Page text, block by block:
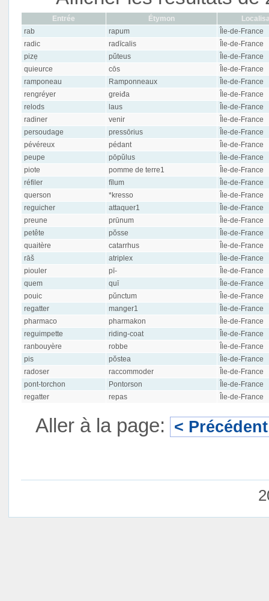
Entrée Étymon
rab
rapum
Île-de-France
radic
radīcalis
Île-de-France
pizẹ
pŭteus
Île-de-France
quieurce
cōs
Île-de-France
ramponeau
Ramponneaux
Île-de-France
rengréyer
greiđa
Île-de-France
relods
laus
Île-de-France
radiner
venir
Île-de-France
persoudage
pressōrius
Île-de-France
pévéreux
pédant
Île-de-France
peupe
pōpŭlus
Île-de-France
piote
pomme de terre1
Île-de-France
réfiler
fīlum
Île-de-France
querson
*kresso
Île-de-France
reguicher
attaquer1
Île-de-France
preune
prūnum
Île-de-France
petête
pŏsse
Île-de-France
quaitère
catarrhus
Île-de-France
rāš
atriplex
Île-de-France
piouler
pī-
Île-de-France
quem
quī
Île-de-France
pouic
pŭnctum
Île-de-France
regatter
manger1
Île-de-France
pharmaco
pharmakon
Île-de-France
reguimpette
riding-coat
Île-de-France
ranbouyère
robbe
Île-de-France
pis
pŏstea
Île-de-France
radoser
raccommoder
Île-de-France
pont-torchon
Pontorson
Île-de-France
regatter
repas Île-de-France
Aller à la page: < Précédent